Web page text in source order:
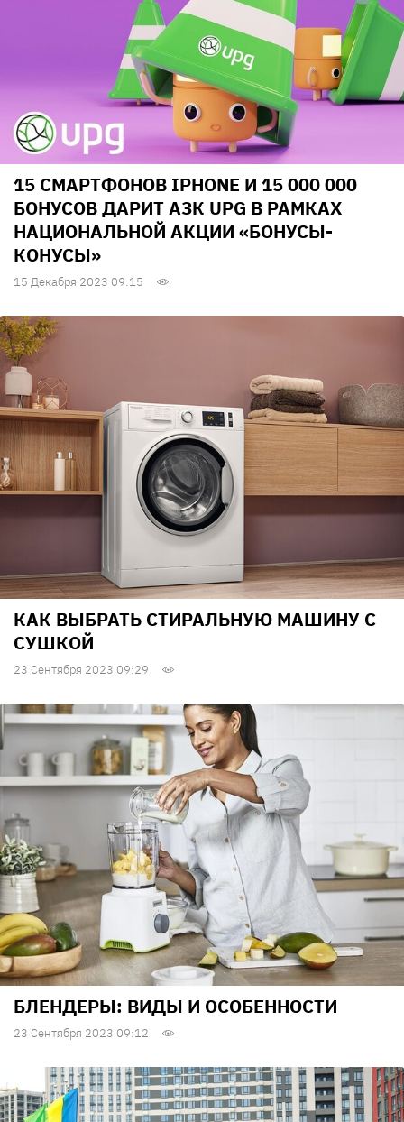
15 СМАРТФОНОВ IPHONE И 15 000 000
БОНУСОВ ДАРИТ АЗК UPG В РАМКАХ
НАЦИОНАЛЬНОЙ АКЦИИ «БОНУСЫ-
КОНУСЫ»
15 Декабря 2023 09:15
КАК ВЫБРАТЬ СТИРАЛЬНУЮ МАШИНУ С
СУШКОЙ
23 Сентября 2023 09:29
БЛЕНДЕРЫ: ВИДЫ И ОСОБЕННОСТИ
23 Сентября 2023 09:12